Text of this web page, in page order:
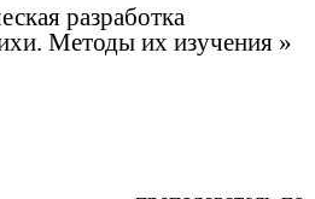
разработка
Методы их изучения »